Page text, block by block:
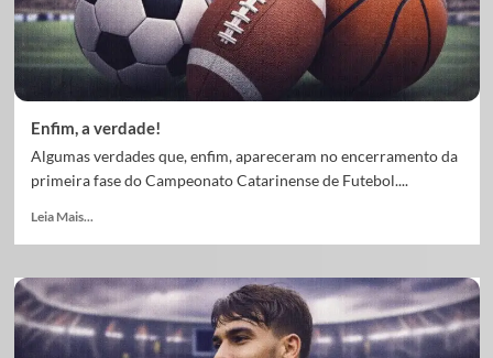
Enfim, a verdade!
Algumas verdades que, enfim, apareceram no encerramento da
primeira fase do Campeonato Catarinense de Futebol....
Leia Mais...